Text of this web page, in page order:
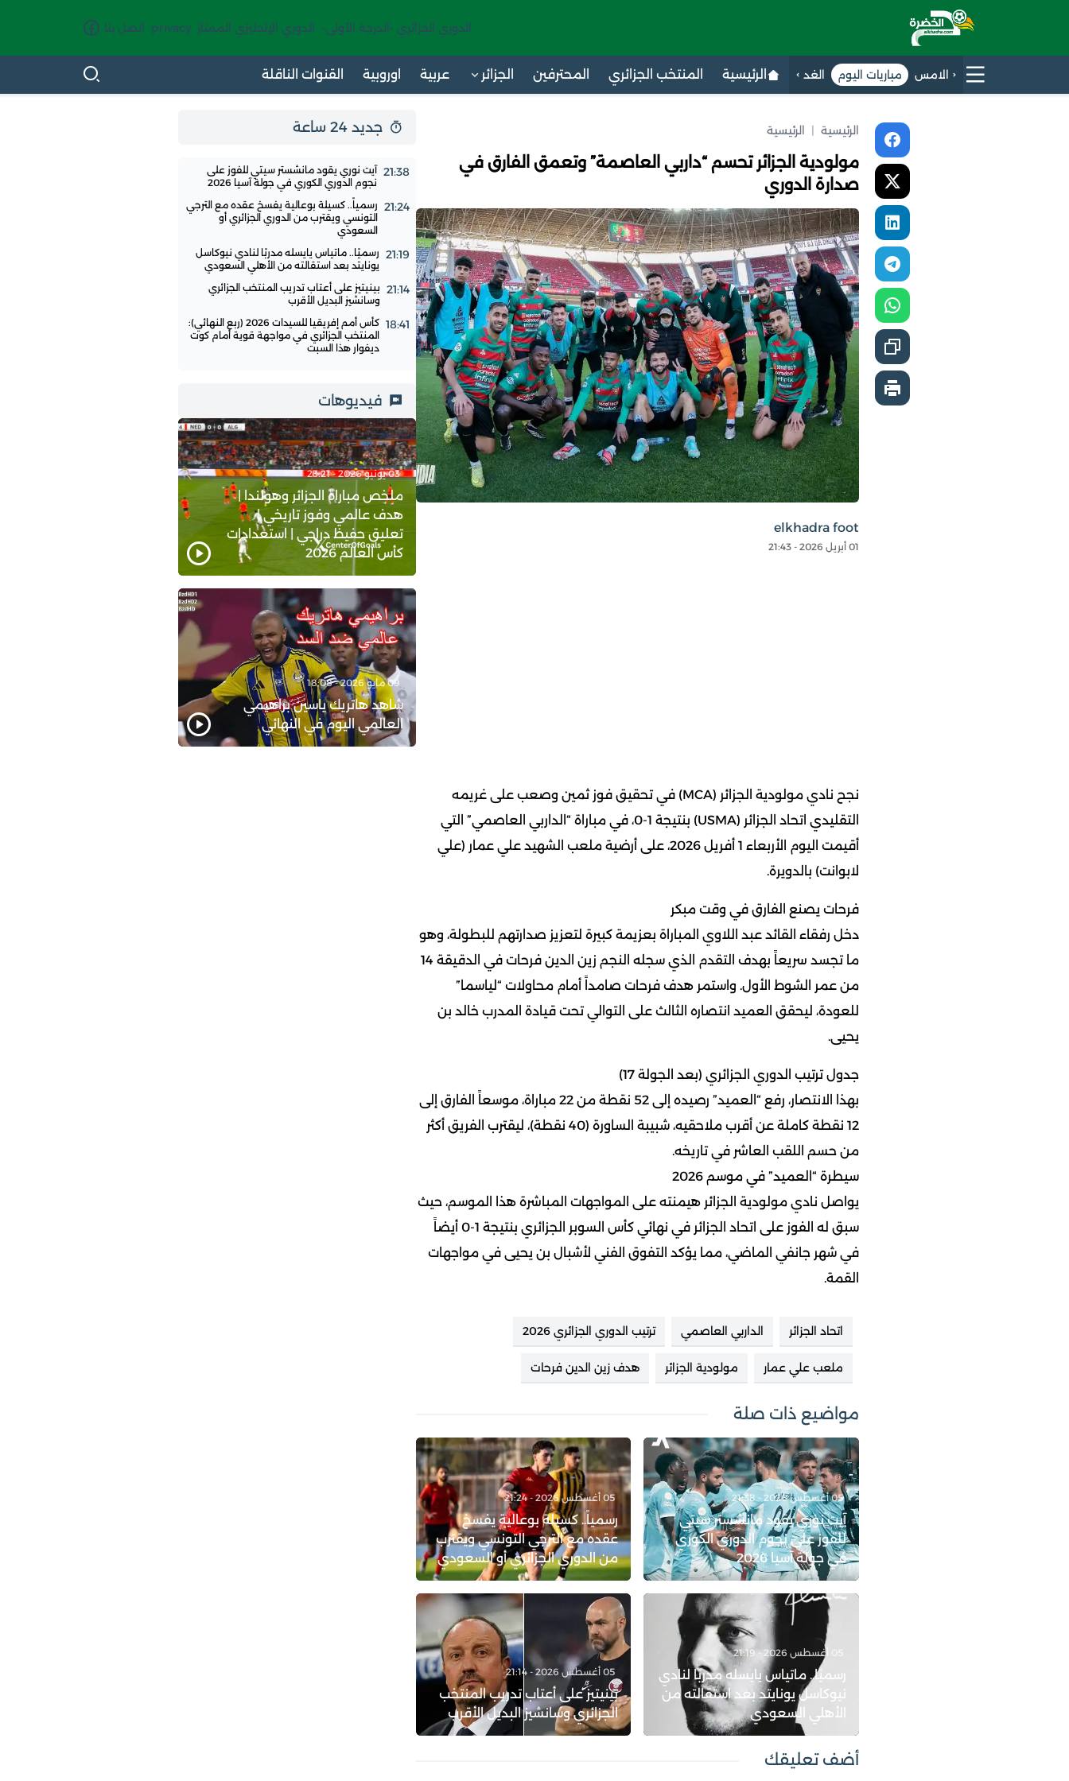
الدوري الجزائري -الدرجة الأولى- الدوري الإنجليزي الممتاز privacy اتصل بنا
الامس مباريات اليوم الغد الرئيسية المنتخب الجزائري المحترفين الجزائر عربية اوروبية القنوات الناقلة
الرئيسية | الرئيسية
مولودية الجزائر تحسم “داربي العاصمة” وتعمق الفارق في
صدارة الدوري
elkhadra foot
01 أبريل 2026 - 21:43
نجح نادي مولودية الجزائر (MCA) في تحقيق فوز ثمين وصعب على غريمه
التقليدي اتحاد الجزائر (USMA) بنتيجة 1-0، في مباراة “الداربي العاصمي” التي
أقيمت اليوم الأربعاء 1 أفريل 2026، على أرضية ملعب الشهيد علي عمار (علي
لابوانت) بالدويرة.
فرحات يصنع الفارق في وقت مبكر
دخل رفقاء القائد عبد اللاوي المباراة بعزيمة كبيرة لتعزيز صدارتهم للبطولة، وهو
ما تجسد سريعاً بهدف التقدم الذي سجله النجم زين الدين فرحات في الدقيقة 14
من عمر الشوط الأول. واستمر هدف فرحات صامداً أمام محاولات “لياسما”
للعودة، ليحقق العميد انتصاره الثالث على التوالي تحت قيادة المدرب خالد بن
يحيى.
جدول ترتيب الدوري الجزائري (بعد الجولة 17)
بهذا الانتصار، رفع “العميد” رصيده إلى 52 نقطة من 22 مباراة، موسعاً الفارق إلى
12 نقطة كاملة عن أقرب ملاحقيه، شبيبة الساورة (40 نقطة)، ليقترب الفريق أكثر
من حسم اللقب العاشر في تاريخه.
سيطرة “العميد” في موسم 2026
يواصل نادي مولودية الجزائر هيمنته على المواجهات المباشرة هذا الموسم، حيث
سبق له الفوز على اتحاد الجزائر في نهائي كأس السوبر الجزائري بنتيجة 1-0 أيضاً
في شهر جانفي الماضي، مما يؤكد التفوق الفني لأشبال بن يحيى في مواجهات
القمة.
اتحاد الجزائر الداربي العاصمي ترتيب الدوري الجزائري 2026
ملعب علي عمار مولودية الجزائر هدف زين الدين فرحات
مواضيع ذات صلة
05 أغسطس 2026 - 21:38
آيت نوري يقود مانشستر سيتي
للفوز على نجوم الدوري الكوري
في جولة آسيا 2026
05 أغسطس 2026 - 21:24
رسمياً.. كسيلة بوعالية يفسخ
عقده مع الترجي التونسي ويقترب
من الدوري الجزائري أو السعودي
05 أغسطس 2026 - 21:19
رسميًا.. ماتياس يايسله مدربًا لنادي
نيوكاسل يونايتد بعد استقالته من
الأهلي السعودي
05 أغسطس 2026 - 21:14
بينيتيز على أعتاب تدريب المنتخب
الجزائري وسانشيز البديل الأقرب
أضف تعليقك
جديد 24 ساعة
21:38 آيت نوري يقود مانشستر سيتي للفوز على
نجوم الدوري الكوري في جولة آسيا 2026
21:24 رسمياً.. كسيلة بوعالية يفسخ عقده مع الترجي
التونسي ويقترب من الدوري الجزائري أو
السعودي
21:19 رسميًا.. ماتياس يايسله مدربًا لنادي نيوكاسل
يونايتد بعد استقالته من الأهلي السعودي
21:14 بينيتيز على أعتاب تدريب المنتخب الجزائري
وسانشيز البديل الأقرب
18:41
كأس أمم إفريقيا للسيدات 2026 (ربع النهائي):
المنتخب الجزائري في مواجهة قوية أمام كوت
ديفوار هذا السبت
فيديوهات
03 يونيو 2026 - 23:21
ملخص مباراة الجزائر وهولندا |
هدف عالمي وفوز تاريخي |
تعليق حفيظ دراجي | استعدادات
كأس العالم 2026
09 مايو 2026 - 18:08
شاهد هاتريك ياسين براهيمي
العالمي اليوم في النهائي